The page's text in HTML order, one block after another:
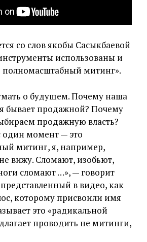
со слов якобы Сасыкбаевой
использованы и
полномасштабный митинг».
о будущем. Почему наша
бывает продажной? Почему
продажную власть?
один момент — это
митинг, я, например,
вижу. Сломают, изобьют,
сломают …», — говорит
в видео, как
которому присвоили имя
это «радикальной
проводить не митинги,